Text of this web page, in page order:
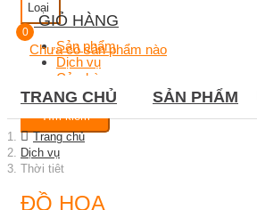
Loại
Sản phẩm
Dịch vụ
Cửa hàng
Tìm kiếm
0
GIỎ HÀNG
Chưa có sản phẩm nào
TRANG CHỦ SẢN PHẨM
Trang chủ
Dịch vụ
Thời tiêt
ĐỒ HOẠ